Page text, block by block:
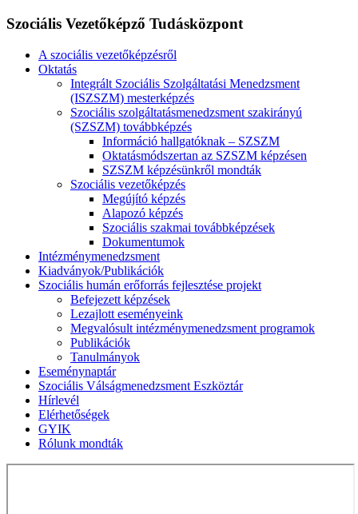
Szociális Vezetőképző Tudásközpont
A szociális vezetőképzésről
Oktatás
Integrált Szociális Szolgáltatási Menedzsment
(ISZSZM) mesterképzés
Szociális szolgáltatásmenedzsment szakirányú
(SZSZM) továbbképzés
Információ hallgatóknak – SZSZM
Oktatásmódszertan az SZSZM képzésen
SZSZM képzésünkről mondták
Szociális vezetőképzés
Megújító képzés
Alapozó képzés
Szociális szakmai továbbképzések
Dokumentumok
Intézménymenedzsment
Kiadványok/Publikációk
Szociális humán erőforrás fejlesztése projekt
Befejezett képzések
Lezajlott eseményeink
Megvalósult intézménymenedzsment programok
Publikációk
Tanulmányok
Eseménynaptár
Szociális Válságmenedzsment Eszköztár
Hírlevél
Elérhetőségek
GYIK
Rólunk mondták